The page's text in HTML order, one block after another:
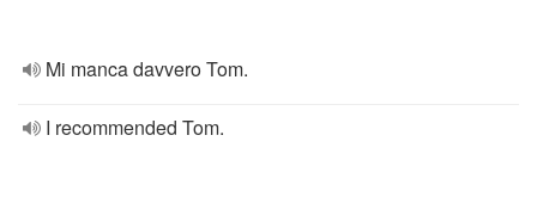
Mi manca davvero Tom.
I recommended Tom.